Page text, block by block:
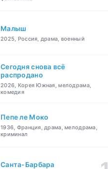
Малыш
2025, Россия, драма, военный
Сегодня снова всё
распродано
2026, Корея Южная, мелодрама,
комедия
Пепе ле Моко
1936, Франция, драма, мелодрама,
криминал
Санта-Барбара